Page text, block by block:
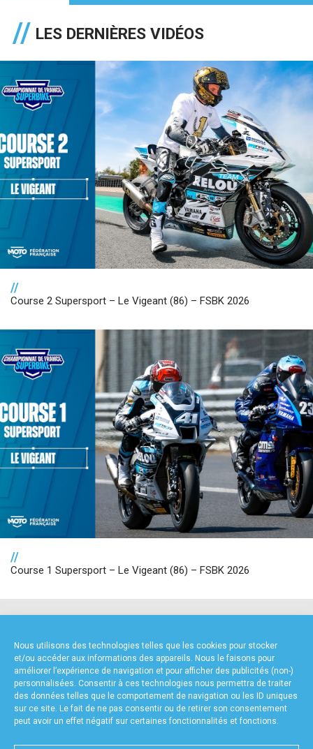
Nous utilisons des technologies telles que les cookies pour stocker
et/ou accéder aux informations des appareils. Nous le faisons pour
améliorer l’expérience de navigation et pour afficher des publicités (non-)
personnalisées. Consentir à ces technologies nous permettra de traiter
des données telles que le comportement de navigation ou les ID uniques
sur ce site. Le fait de ne pas consentir ou de retirer son consentement
peut avoir un effet négatif sur certaines fonctionnalités et fonctions.
LES DERNIÈRES VIDÉOS
//
Course 2 Supersport – Le Vigeant (86) – FSBK 2026
//
Course 1 Supersport – Le Vigeant (86) – FSBK 2026